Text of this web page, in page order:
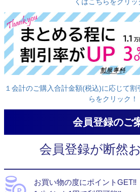
くはこちらをクリッ
１会計のご購入合計金額(税込)に応じて
らをクリック！
会員登録のご
会員登録が断然
お買い物の度にポイントGET‼